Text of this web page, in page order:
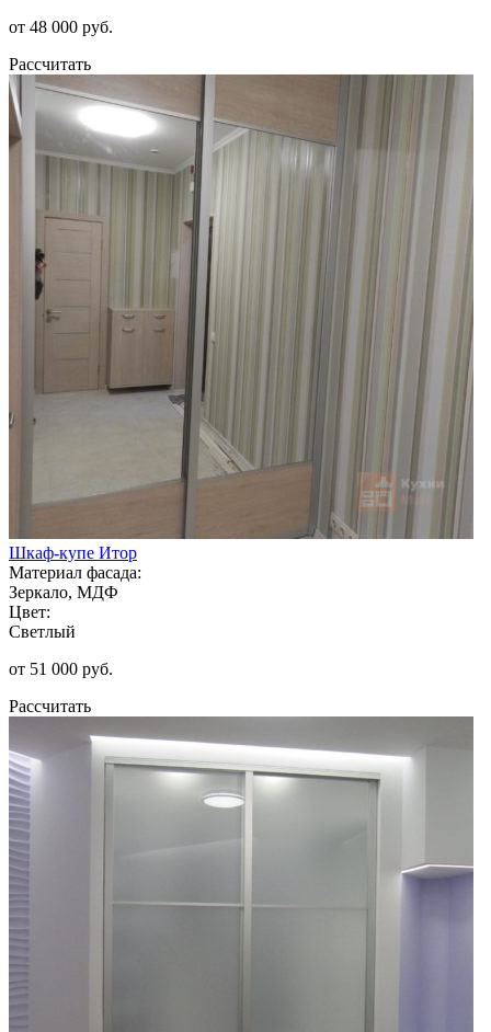
от 48 000 руб.
Рассчитать
Шкаф-купе Итор
Материал фасада:
Зеркало, МДФ
Цвет:
Светлый
от 51 000 руб.
Рассчитать